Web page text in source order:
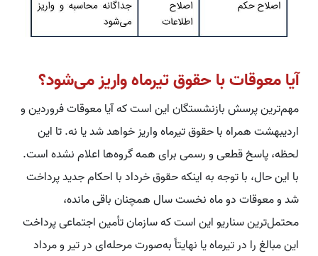
آیا معوقات با حقوق تیرماه واریز می‌شود؟
مهم‌ترین پرسش بازنشستگان این است که آیا معوقات فروردین و
اردیبهشت همراه با حقوق تیرماه واریز خواهد شد یا نه. تا این
لحظه، پاسخ قطعی و رسمی برای همه گروه‌ها اعلام نشده است.
با این حال، با توجه به اینکه حقوق خرداد با احکام جدید پرداخت
شد و معوقات دو ماه نخست سال همچنان باقی مانده،
محتمل‌ترین سناریو این است که سازمان تأمین اجتماعی پرداخت
این مبالغ را در تیرماه یا نهایتاً به‌صورت مرحله‌ای در تیر و مرداد